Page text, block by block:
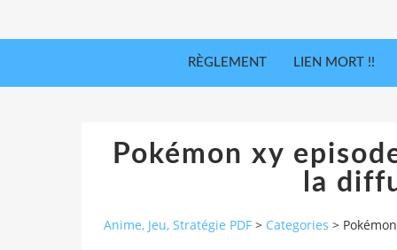
RÈGLEMENT LIEN MORT !!
Pokémon xy
la
Anime, Jeu, Stratégie PDF > Categories >